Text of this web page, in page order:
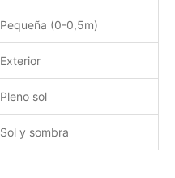
Pequeña (0-0,5m)
Exterior
Pleno sol
Sol y sombra